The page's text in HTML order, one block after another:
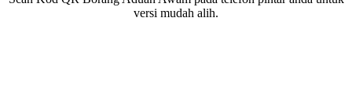
versi mudah alih.